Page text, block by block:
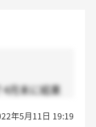
月末に結果
でいます。
年5月11日 19:19